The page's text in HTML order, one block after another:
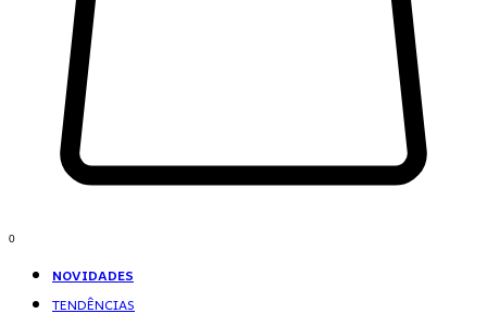
0
NOVIDADES
TENDÊNCIAS